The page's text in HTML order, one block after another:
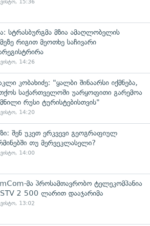
15:36
სტრასბურგმა მზია ამაღლობელის
რიგით მეოთხე საჩივარი
14:26
კობახიძე: "ყალბი შინაარსი იქმნება,
საქართველოში უარყოფითი გარემოა
რუსი ტურისტებისთვის"
14:20
შენ უკეთ ერკვევი გეოგრაფიულ
თუ მერვეკლასელი?
14:00
მა პროსამთავრობო ტელეკომპანია
2 500 ლარით დააჯარიმა
13:02